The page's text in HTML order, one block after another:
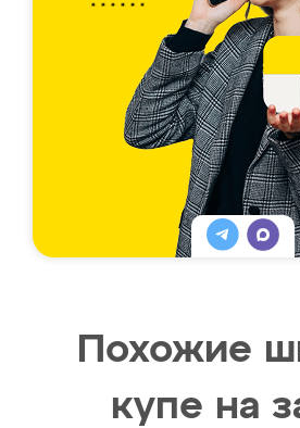
Похожие
купе на